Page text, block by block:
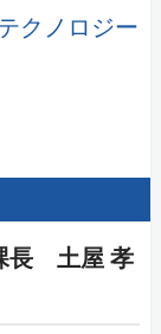
クノロジー
長 土屋 孝